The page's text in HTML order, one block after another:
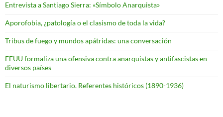
Entrevista a Santiago Sierra: «Símbolo Anarquista»
Aporofobia, ¿patología o el clasismo de toda la vida?
Tribus de fuego y mundos apátridas: una conversación
EEUU formaliza una ofensiva contra anarquistas y antifascistas en
diversos países
El naturismo libertario. Referentes históricos (1890-1936)